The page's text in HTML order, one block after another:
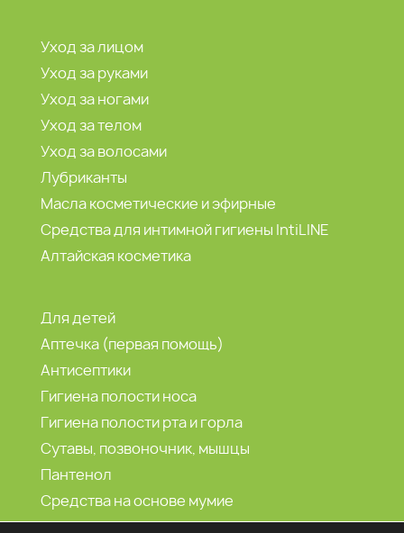
Уход за лицом
Уход за руками
Уход за ногами
Уход за телом
Уход за волосами
Лубриканты
Масла косметические и эфирные
Средства для интимной гигиены IntiLINE
Алтайская косметика
Для детей
Аптечка (первая помощь)
Антисептики
Гигиена полости носа
Гигиена полости рта и горла
Сутавы, позвоночник, мышцы
Пантенол
Средства на основе мумие
Морская вода